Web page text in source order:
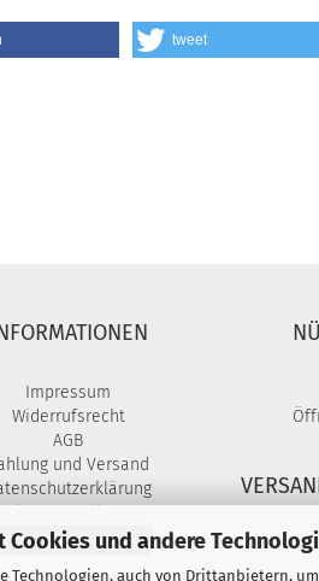
und andere
Technologien, auch von Drittanbietern,
tweet
Impressum
Widerrufsrecht
AGB
und Versand
widerrufen